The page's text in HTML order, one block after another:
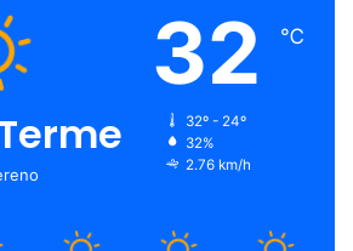
32 ℃
32º - 24º
32%
2.76 km/h